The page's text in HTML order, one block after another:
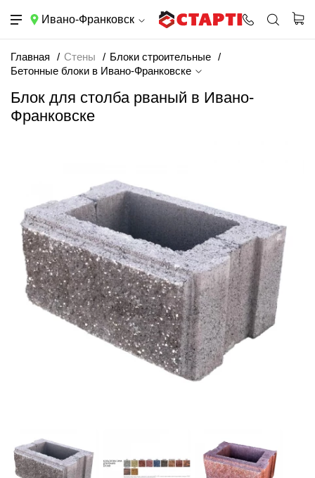
Ивано-Франковск
Главная Стены
Блоки строительные
Бетонные блоки в Ивано-Франковске
Блок для столба рваный в Ивано-
Франковске